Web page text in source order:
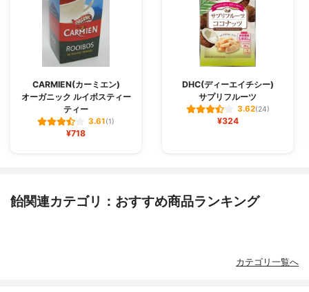
CARMIEN(カーミエン)
オーガニック ルイボスティー
ティー
3.61(1)
¥718
DHC(ディーエイチシー)
サプリフルーツ
3.62(24)
¥324
飴関連カテゴリ：おすすめ商品ランキング
カテゴリ一覧へ